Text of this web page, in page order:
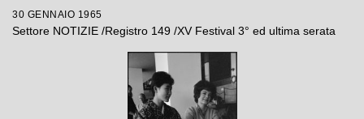
30 GENNAIO 1965
Settore NOTIZIE /Registro 149 /XV Festival 3° ed ultima serata